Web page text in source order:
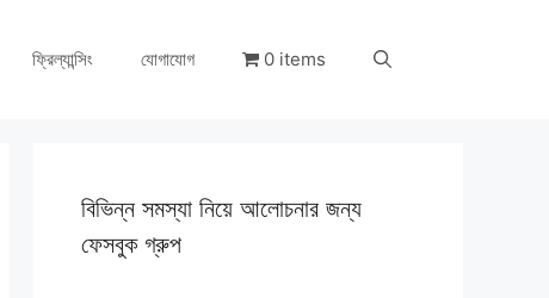
ফ্রিল্যান্সিং যোগাযোগ 0 items
বিভিন্ন সমস্যা নিয়ে আলোচনার জন্য
ফেসবুক গ্রুপ